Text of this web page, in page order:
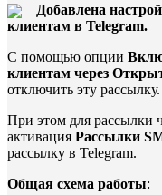
Добавлена
клиентам в Telegram.
С помощью опции
клиентам через
отключить эту рассылку.
При этом для рассылки
активация Рассылки
рассылку в Telegram.
Общая схема работы: